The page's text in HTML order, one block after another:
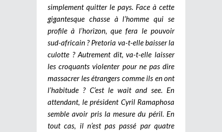
simplement quitter le pays. Face à cette
gigantesque chasse à l’homme qui se
profile à l’horizon, que fera le pouvoir
sud-africain ? Pretoria va-t-elle baisser la
culotte ? Autrement dit, va-t-elle laisser
les croquants violenter pour ne pas dire
massacrer les étrangers comme ils en ont
l’habitude ? C’est le wait and see. En
attendant, le président Cyril Ramaphosa
semble avoir pris la mesure du péril. En
tout cas, il n’est pas passé par quatre